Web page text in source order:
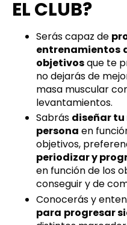
EL CLUB?
Serás capaz de
entrenamientos
objetivosque te
no dejarás de
masa muscular
levantamientos.
Sabrás diseñar
persona en
objetivos,
periodizar y
en función de los
conseguir y de
Conocerás y
para progresar